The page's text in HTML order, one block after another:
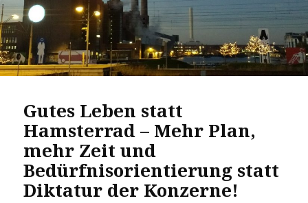
Gutes Leben statt
Hamsterrad – Mehr Plan,
mehr Zeit und
Bedürfnisorientierung statt
Diktatur der Konzerne!